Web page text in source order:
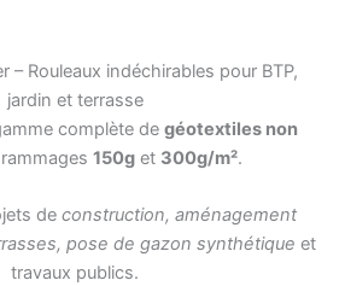
– Rouleaux indéchirables pour BTP,
jardin et terrasse
complète de géotextiles non
150get 300g/m².
de construction, aménagement
pose de gazon synthétique et
travaux publics.